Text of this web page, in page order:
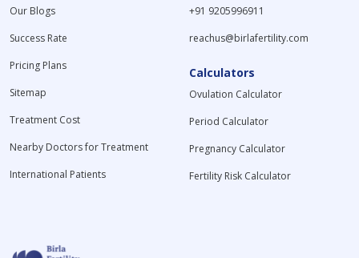
Our Blogs
Success Rate
Pricing Plans
Sitemap
Treatment Cost
Nearby Doctors for Treatment
International Patients
+91 9205996911
reachus@birlafertility.com
Calculators
Ovulation Calculator
Period Calculator
Pregnancy Calculator
Fertility Risk Calculator